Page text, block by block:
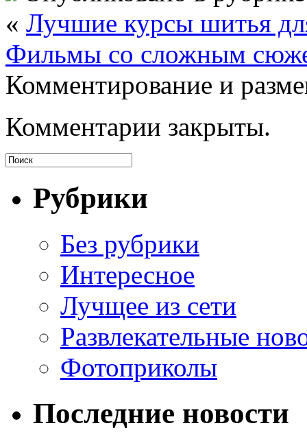
« Лучшие курсы шитья
Фильмы со сложным
Комментирование и
Комментарии закрыты.
Рубрики
Без рубрики
Интересное
Лучщее из сети
Развлекательные
Фотоприколы
Последние новости